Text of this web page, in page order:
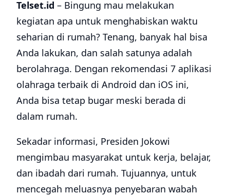
Telset.id – Bingung mau melakukan
kegiatan apa untuk menghabiskan waktu
seharian di rumah? Tenang, banyak hal bisa
Anda lakukan, dan salah satunya adalah
berolahraga. Dengan rekomendasi 7 aplikasi
olahraga terbaik di Android dan iOS ini,
Anda bisa tetap bugar meski berada di
dalam rumah.
Sekadar informasi, Presiden Jokowi
mengimbau masyarakat untuk kerja, belajar,
dan ibadah dari rumah. Tujuannya, untuk
mencegah meluasnya penyebaran wabah